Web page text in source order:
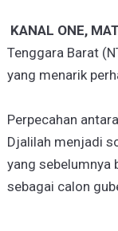
KANAL ONE,
Tenggara Barat
yang menarik
Perpecahan
Djalilah menjadi
yang sebelumnya
sebagai calon